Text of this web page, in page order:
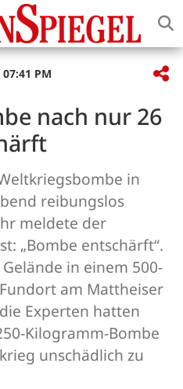
PM
nach nur 26
in
reibungslos
meldete der
„Bombe entschärft“.
in einem 500-
am Mattheiser
Experten hatten
Kilogramm-Bombe
unschädlich zu